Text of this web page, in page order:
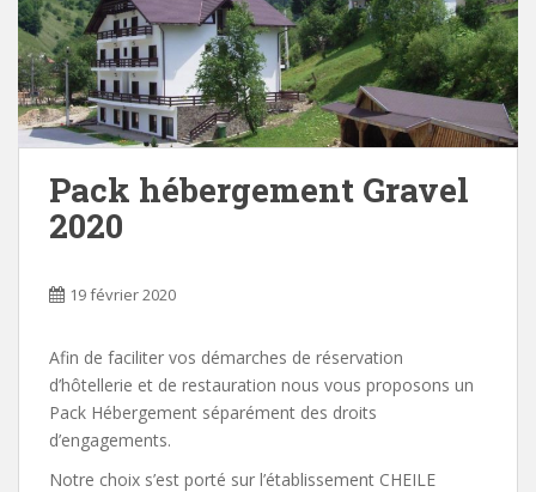
Pack hébergement Gravel
2020
19 février 2020
Afin de faciliter vos démarches de réservation
d’hôtellerie et de restauration nous vous proposons un
Pack Hébergement séparément des droits
d’engagements.
Notre choix s’est porté sur l’établissement CHEILE